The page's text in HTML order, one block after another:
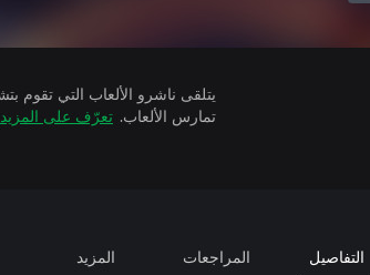
تمارس الألعاب. تعرّف على المزيد
التفاصيل المراجعات المزيد